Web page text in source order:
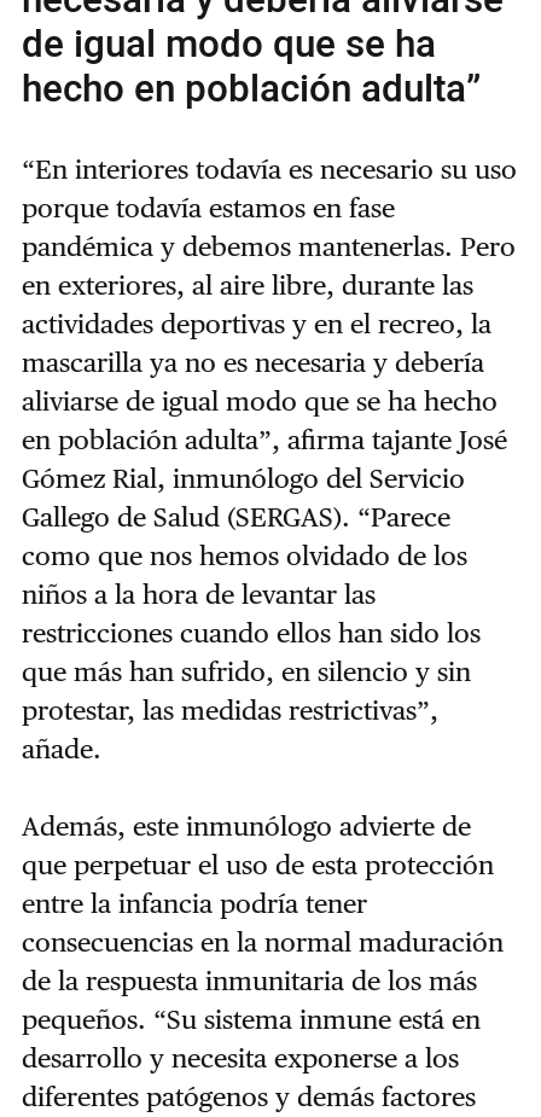
de igual modo que se ha
hecho en población adulta”
“En interiores todavía es necesario su uso
porque todavía estamos en fase
pandémica y debemos mantenerlas. Pero
en exteriores, al aire libre, durante las
actividades deportivas y en el recreo, la
mascarilla ya no es necesaria y debería
aliviarse de igual modo que se ha hecho
en población adulta”, afirma tajante José
Gómez Rial, inmunólogo del Servicio
Gallego de Salud (SERGAS). “Parece
como que nos hemos olvidado de los
niños a la hora de levantar las
restricciones cuando ellos han sido los
que más han sufrido, en silencio y sin
protestar, las medidas restrictivas”,
añade.
Además, este inmunólogo advierte de
que perpetuar el uso de esta protección
entre la infancia podría tener
consecuencias en la normal maduración
de la respuesta inmunitaria de los más
pequeños. “Su sistema inmune está en
desarrollo y necesita exponerse a los
diferentes patógenos y demás factores